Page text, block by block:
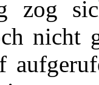
zog
nicht